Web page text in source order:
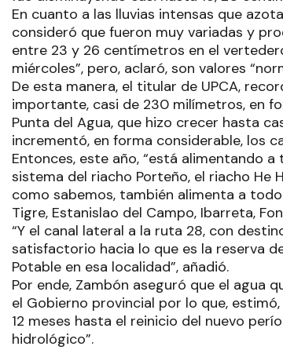
En cuanto a las lluvias intensas que
consideró que fueron muy variadas y
entre 23 y 26 centímetros en el
miércoles”, pero, aclaró, son valores
De esta manera, el titular de UPCA,
importante, casi de 230 milímetros, en
Punta del Agua, que hizo crecer hasta
incrementó, en forma considerable, los
Entonces, este año, “está alimentando
sistema del riacho Porteño, el riacho He
como sabemos, también alimenta a
Tigre, Estanislao del Campo, Ibarreta,
“Y el canal lateral a la ruta 28, con
satisfactorio hacia lo que es la reserva
Potable en esa localidad”, añadió.
Por ende, Zambón aseguró que el agua
el Gobierno provincial por lo que,
12 meses hasta el reinicio del nuevo
hidrológico”.